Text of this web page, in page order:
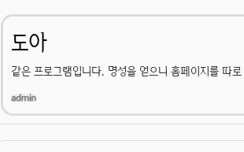
도아
같은 프로그램입니다. 명성을 얻으니 홈페이지를 따